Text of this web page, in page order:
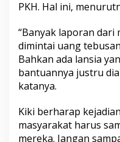
PKH. Hal ini,
“Banyak laporan dari
dimintai uang
Bahkan ada lansia
bantuannya justru
katanya.
Kiki berharap
masyarakat harus
mereka. Jangan